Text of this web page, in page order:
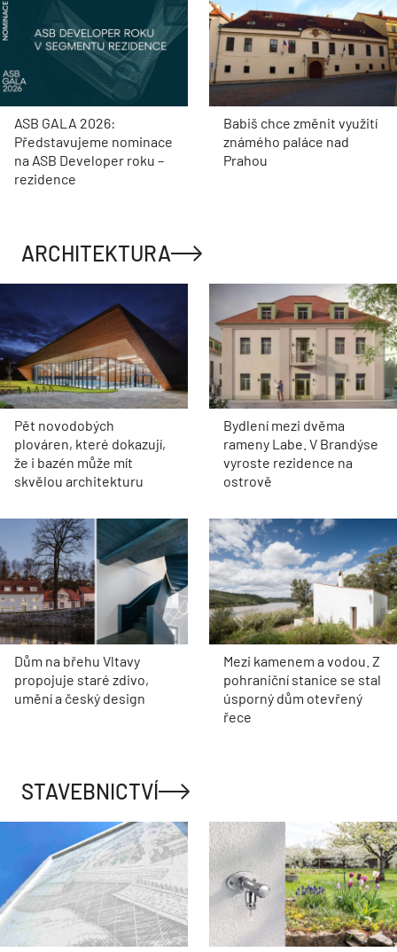
ASB GALA 2026:
Představujeme nominace
na ASB Developer roku –
rezidence
Babiš chce změnit využití
známého paláce nad
Prahou
ARCHITEKTURA
Pět novodobých
plováren, které dokazují,
že i bazén může mít
skvělou architekturu
Bydlení mezi dvěma
rameny Labe. V Brandýse
vyroste rezidence na
ostrově
Dům na břehu Vltavy
propojuje staré zdivo,
umění a český design
Mezi kamenem a vodou. Z
pohraniční stanice se stal
úsporný dům otevřený
řece
STAVEBNICTVÍ